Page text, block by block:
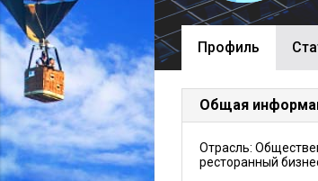
Профиль
Общая
Отрасль:
ресторанный